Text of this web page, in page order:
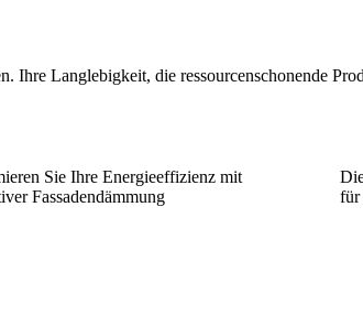
Ihre Langlebigkeit, die ressourcenschonende
Sie Ihre Energieeffizienz mit
Fassadendämmung
für